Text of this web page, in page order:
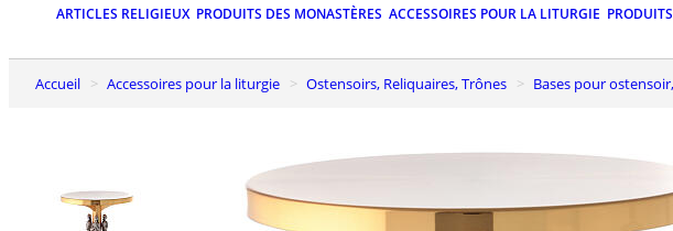
ARTICLES RELIGIEUX PRODUITS DES MONASTÈRES ACCESSOIRES POUR LA LITURGIE
Accueil Accessoires pour la liturgie Ostensoirs, Reliquaires, Trônes Bases pour